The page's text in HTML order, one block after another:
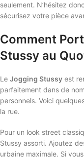
seulement. N’hésitez
sécurisez votre pièce
Comment
Stussy au
Le Jogging Stussy est
parfaitement dans de
personnels. Voici
la rue.
Pour un look street
Stussy assorti. Ajoutez
urbaine maximale. Si